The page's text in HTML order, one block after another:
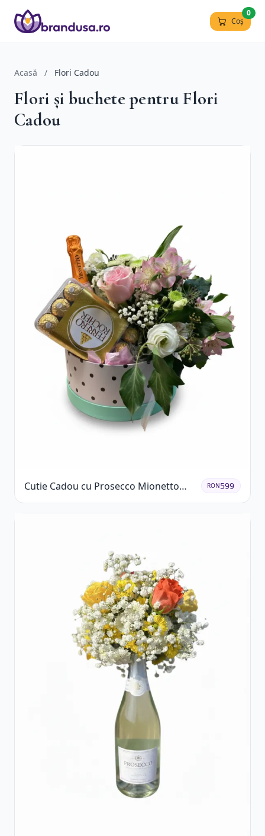
Coș
0
Acasă / Flori Cadou
Flori și buchete pentru Flori
Cadou
Cutie Cadou cu Prosecco Mionetto
Ferrero Rocher și Flori Pastelate
RON599